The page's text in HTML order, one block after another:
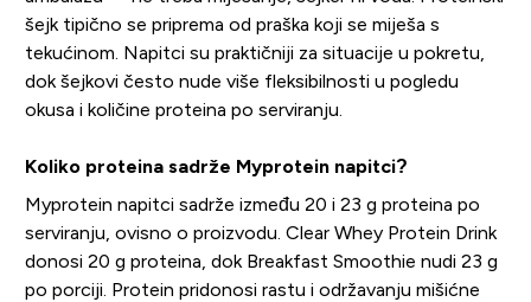
šejk tipično se priprema od praška koji se miješa s
tekućinom. Napitci su praktičniji za situacije u pokretu,
dok šejkovi često nude više fleksibilnosti u pogledu
okusa i količine proteina po serviranju.
Koliko proteina sadrže Myprotein napitci?
Myprotein napitci sadrže između 20 i 23 g proteina po
serviranju, ovisno o proizvodu. Clear Whey Protein Drink
donosi 20 g proteina, dok Breakfast Smoothie nudi 23 g
po porciji. Protein pridonosi rastu i održavanju mišićne